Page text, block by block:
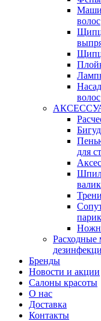
волос
волос
для
Расходные
Бренды
Новости и акции
Салоны красоты
О нас
Доставка
Контакты